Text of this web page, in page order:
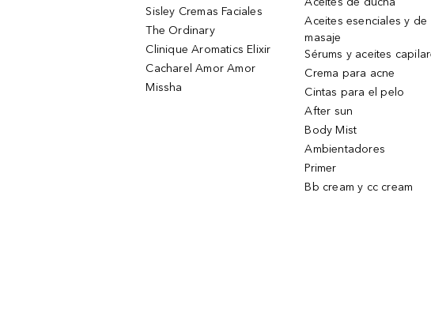
Sisley Cremas Faciales
The Ordinary
Clinique Aromatics Elixir
Cacharel Amor Amor
Missha
Aceites esenciales y de
masaje
Sérums y aceites
Crema para acne
Cintas para el pelo
After sun
Body Mist
Ambientadores
Primer
Bb cream y cc cream